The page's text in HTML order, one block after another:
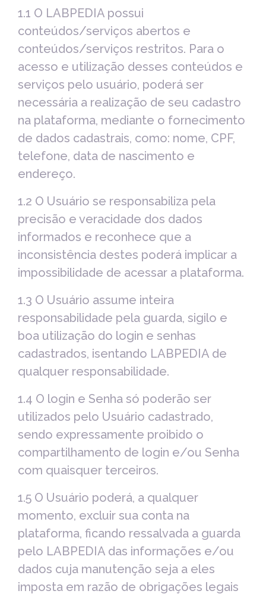
1.1 O LABPEDIA possui
conteúdos/serviços abertos e
conteúdos/serviços restritos. Para o
acesso e utilização desses conteúdos e
serviços pelo usuário, poderá ser
necessária a realização de seu cadastro
na plataforma, mediante o fornecimento
de dados cadastrais, como: nome, CPF,
telefone, data de nascimento e
endereço.
1.2 O Usuário se responsabiliza pela
precisão e veracidade dos dados
informados e reconhece que a
inconsistência destes poderá implicar a
impossibilidade de acessar a plataforma.
1.3 O Usuário assume inteira
responsabilidade pela guarda, sigilo e
boa utilização do login e senhas
cadastrados, isentando LABPEDIA de
qualquer responsabilidade.
1.4 O login e Senha só poderão ser
utilizados pelo Usuário cadastrado,
sendo expressamente proibido o
compartilhamento de login e/ou Senha
com quaisquer terceiros.
1.5 O Usuário poderá, a qualquer
momento, excluir sua conta na
plataforma, ficando ressalvada a guarda
pelo LABPEDIA das informações e/ou
dados cuja manutenção seja a eles
imposta em razão de obrigações legais